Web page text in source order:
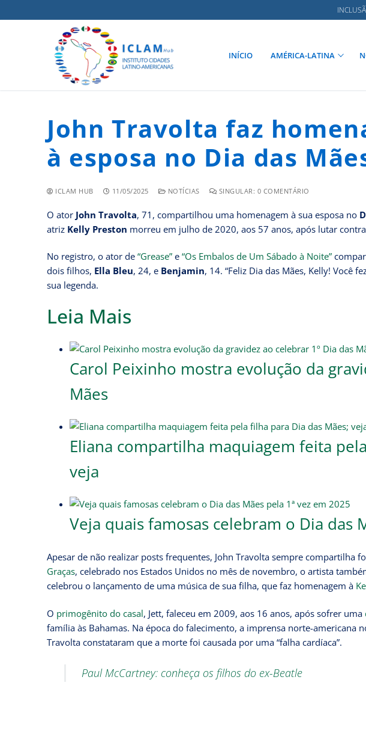
INÍCIO AMÉRICA-LATINA
John Travolta faz
à esposa no Dia das
ICLAM HUB 11/05/2025 NOTÍCIAS SINGULAR: 0 COMENTÁRIO
O ator John Travolta, 71, compartilhou uma homenagem à sua esposa no
atriz Kelly Preston morreu em julho de 2020, aos 57 anos, após lutar
No registro, o ator de “Grease” e “Os Embalos de Um Sábado à Noite”
dois filhos, Ella Bleu, 24, e Benjamin, 14. “Feliz Dia das Mães, Kelly! Você
sua legenda.
Leia Mais
Carol Peixinho mostra evolução da
Mães
Eliana compartilha maquiagem feita
veja
Veja quais famosas celebram o Dia das
Apesar de não realizar posts frequentes, John Travolta sempre compartilha
Graças, celebrado nos Estados Unidos no mês de novembro, o artista
celebrou o lançamento de uma música de sua filha, que faz homenagem à
O primogênito do casal, Jett, faleceu em 2009, aos 16 anos, após sofrer uma
família às Bahamas. Na época do falecimento, a imprensa norte-americana
Travolta constataram que a morte foi causada por uma “falha cardíaca”.
Paul McCartney: conheça os filhos do ex-Beatle